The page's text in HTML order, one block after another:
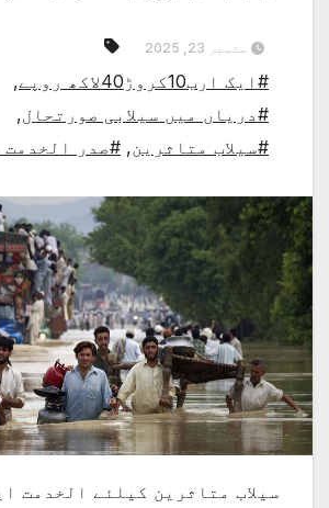
ستمبر 23, 2025
#ایک ارب10کروڑ40لاکھ روپے
,
#دریاں میں سیلابی صورتحال,
#سیلاب متاثرین, #صدر الخدمت
سیلاب متاثرین کیلئے الخدمت